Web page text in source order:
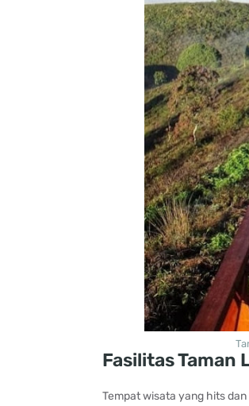
Fasilitas Taman
Tempat wisata yang hits